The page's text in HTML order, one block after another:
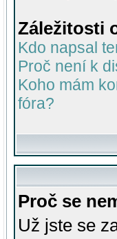
Záležitosti
Kdo napsal
Proč není k
Koho mám
fóra?
Proč se
Už jste se